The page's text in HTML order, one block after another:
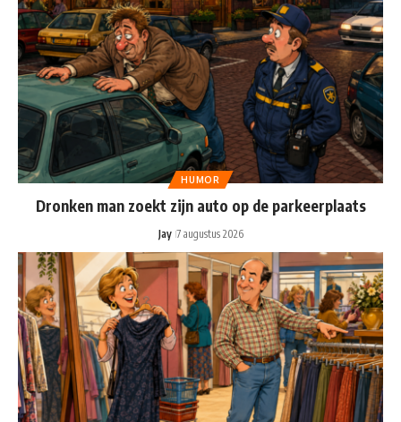
HUMOR
Dronken man zoekt zijn auto op de parkeerplaats
Jay 7 augustus 2026